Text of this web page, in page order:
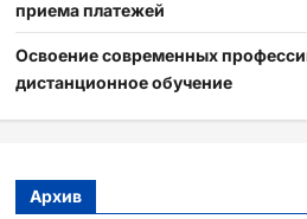
приема платежей
Освоение современных
дистанционное обучение
Архив